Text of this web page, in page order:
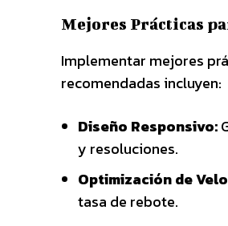
Mejores Prácticas
Implementar mejores
recomendadas incluyen:
Diseño Responsivo:
y resoluciones.
Optimización de
tasa de rebote.